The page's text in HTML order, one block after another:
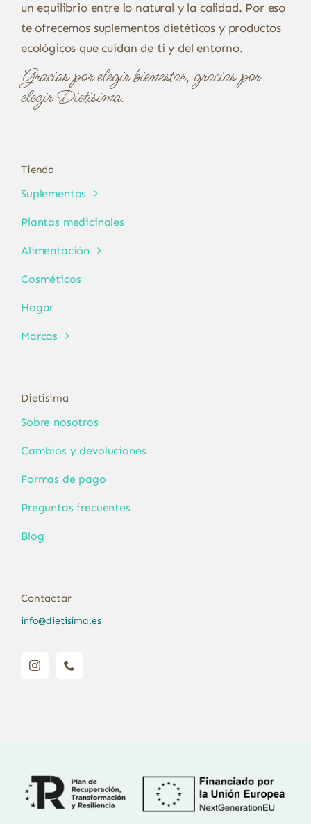
un equilibrio entre lo natural y la calidad. Por eso
te ofrecemos suplementos dietéticos y productos
ecológicos que cuidan de ti y del entorno.
Gracias por elegir bienestar, gracias por
elegir Dietísima.
Tienda
Suplementos
Plantas medicinales
Alimentación
Cosméticos
Hogar
Marcas
Dietisima
Sobre nosotros
Cambios y devoluciones
Formas de pago
Preguntas frecuentes
Blog
Contactar
info@dietisima.es